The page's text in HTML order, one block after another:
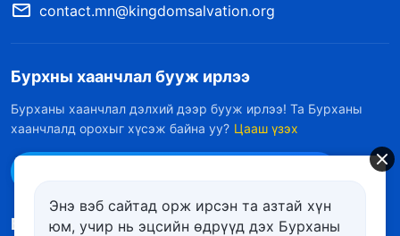
contact.mn@kingdomsalvation.org
Бурхны хаанчлал бууж ирлээ
Бурханы хаанчлал дэлхий дээр бууж ирлээ! Та Бурханы
хаанчлалд орохыг хүсэж байна уу? Цааш үзэх
Биднийг дагах
Энэ вэб сайтад орж ирсэн та азтай хүн
юм, учир нь эцсийн өдрүүд дэх Бурханы